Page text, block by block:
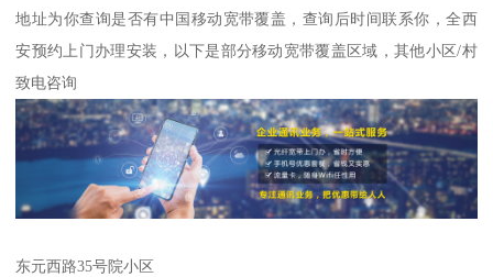
地址为你查询是否有中国移动宽带覆盖，查询后时间联系你，全西
安预约上门办理安装，以下是部分移动宽带覆盖区域，其他小区/村
致电咨询
东元西路35号院小区